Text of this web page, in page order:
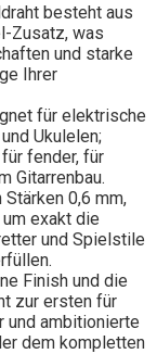
besteht aus
Zusatz, was
und starke
Ihrer
für elektrische
Ukulelen;
fender, für
Gitarrenbau.
0,6 mm,
um exakt die
und Spielstile
Finish und die
zur ersten für
und ambitionierte
dem kompletten